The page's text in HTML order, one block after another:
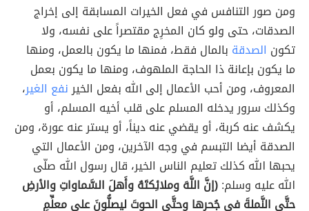
ومن صور التنافس في فعل الخيرات المسابقة إلى إخراج
الصدقات، حتى ولو كان المخرِج مقتصراً على نفسه، ولا
تكون الصدقة بالمال فقط، فمنها ما يكون بالعمل، ومنها
ما يكون بإعانة ذا الحاجة الملهوف، ومنها ما يكون بعمل
المعروف، ومن أحب الأعمال إلى الله بفعل الخيرنفع الغير،
وكذلك سرور يدخله المسلم على قلب أخيه المسلم، أو
يكشف عنه كربة، أو يقضي عنه ديناً، أو يستر عنه عورة، ومن
الصدقة أيضا التبسم في وجه الآخرين، ومن الأعمال التي
يحبها الله كذلك تعليم الناس الخير، قال رسول الله صلّى
الله عليه وسلم:(إنَّ اللَّهَ وملائِكتَهُ وأَهلَ السَّماواتِ والأرضِ
حتَّى النَّملةَ في جُحرِها وحتَّى الحوتَ ليصلُّونَ على معلِّمِ